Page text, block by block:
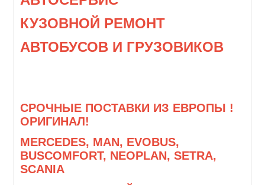
КУЗОВНОЙ РЕМОНТ
АВТОБУСОВ И ГРУЗОВИКОВ
СРОЧНЫЕ ПОСТАВКИ ИЗ ЕВРОПЫ !
ОРИГИНАЛ!
MERCEDES, MAN, EVOBUS,
BUSCOMFORT, NEOPLAN, SETRA,
SCANIA